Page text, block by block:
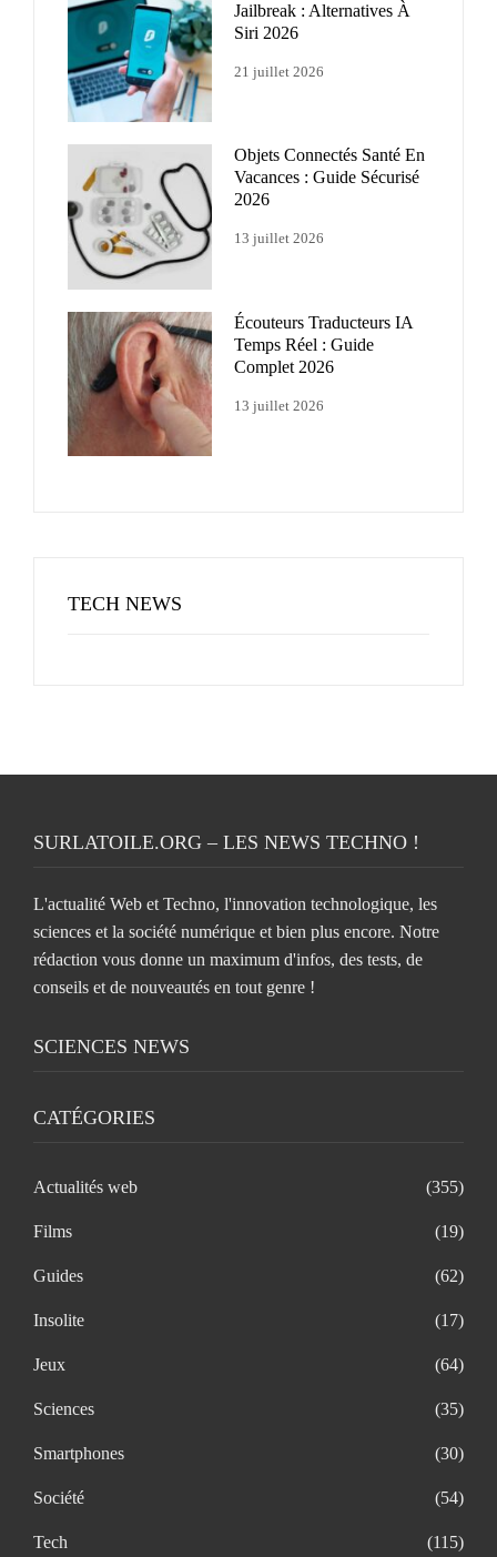
Jailbreak : Alternatives À
Siri 2026
21 juillet 2026
Objets Connectés Santé En
Vacances : Guide Sécurisé
2026
13 juillet 2026
Écouteurs Traducteurs IA
Temps Réel : Guide
Complet 2026
13 juillet 2026
TECH NEWS
SURLATOILE.ORG – LES NEWS TECHNO !
L'actualité Web et Techno, l'innovation technologique, les
sciences et la société numérique et bien plus encore. Notre
rédaction vous donne un maximum d'infos, des tests, de
conseils et de nouveautés en tout genre !
SCIENCES NEWS
CATÉGORIES
Actualités web (355)
Films (19)
Guides (62)
Insolite (17)
Jeux (64)
Sciences (35)
Smartphones (30)
Société (54)
Tech (115)